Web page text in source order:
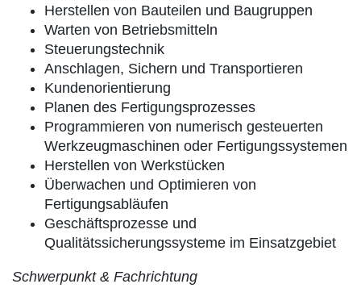
Herstellen von Bauteilen und Baugruppen
Warten von Betriebsmitteln
Steuerungstechnik
Anschlagen, Sichern und Transportieren
Kundenorientierung
Planen des Fertigungsprozesses
Programmieren von numerisch gesteuerten
Werkzeugmaschinen oder Fertigungssystemen
Herstellen von Werkstücken
Überwachen und Optimieren von
Fertigungsabläufen
Geschäftsprozesse und
Qualitätssicherungssysteme im Einsatzgebiet
Schwerpunkt & Fachrichtung